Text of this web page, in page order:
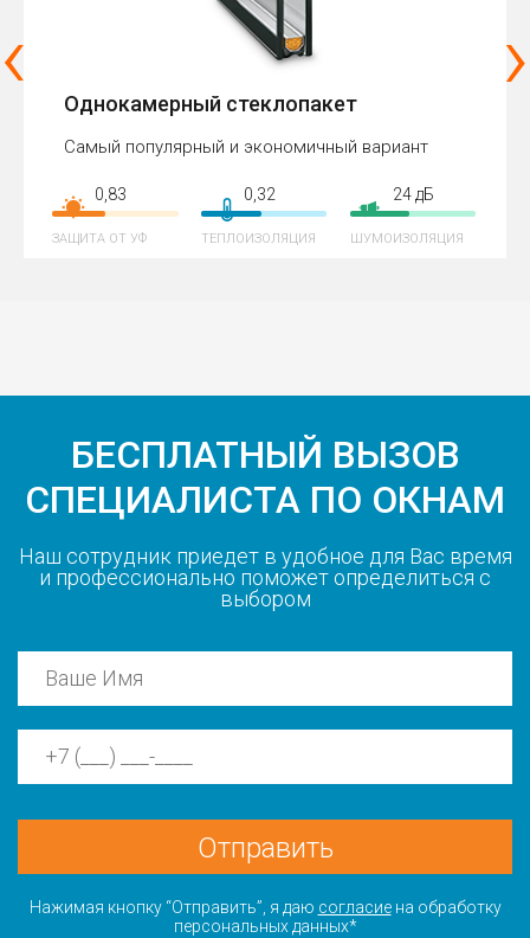
Однокамерный стеклопакет
Самый популярный и экономичный вариант
0,83
ЗАЩИТА ОТ УФ
0,32
ТЕПЛОИЗОЛЯЦИЯ
24 дБ
ШУМОИЗОЛЯЦИЯ
‹ ›
БЕСПЛАТНЫЙ ВЫЗОВ
СПЕЦИАЛИСТА ПО ОКНАМ
Наш сотрудник приедет в удобное для Вас время
и профессионально поможет определиться с
выбором
Отправить
Нажимая кнопку “Отправить”, я даю согласиена обработку
персональных данных*